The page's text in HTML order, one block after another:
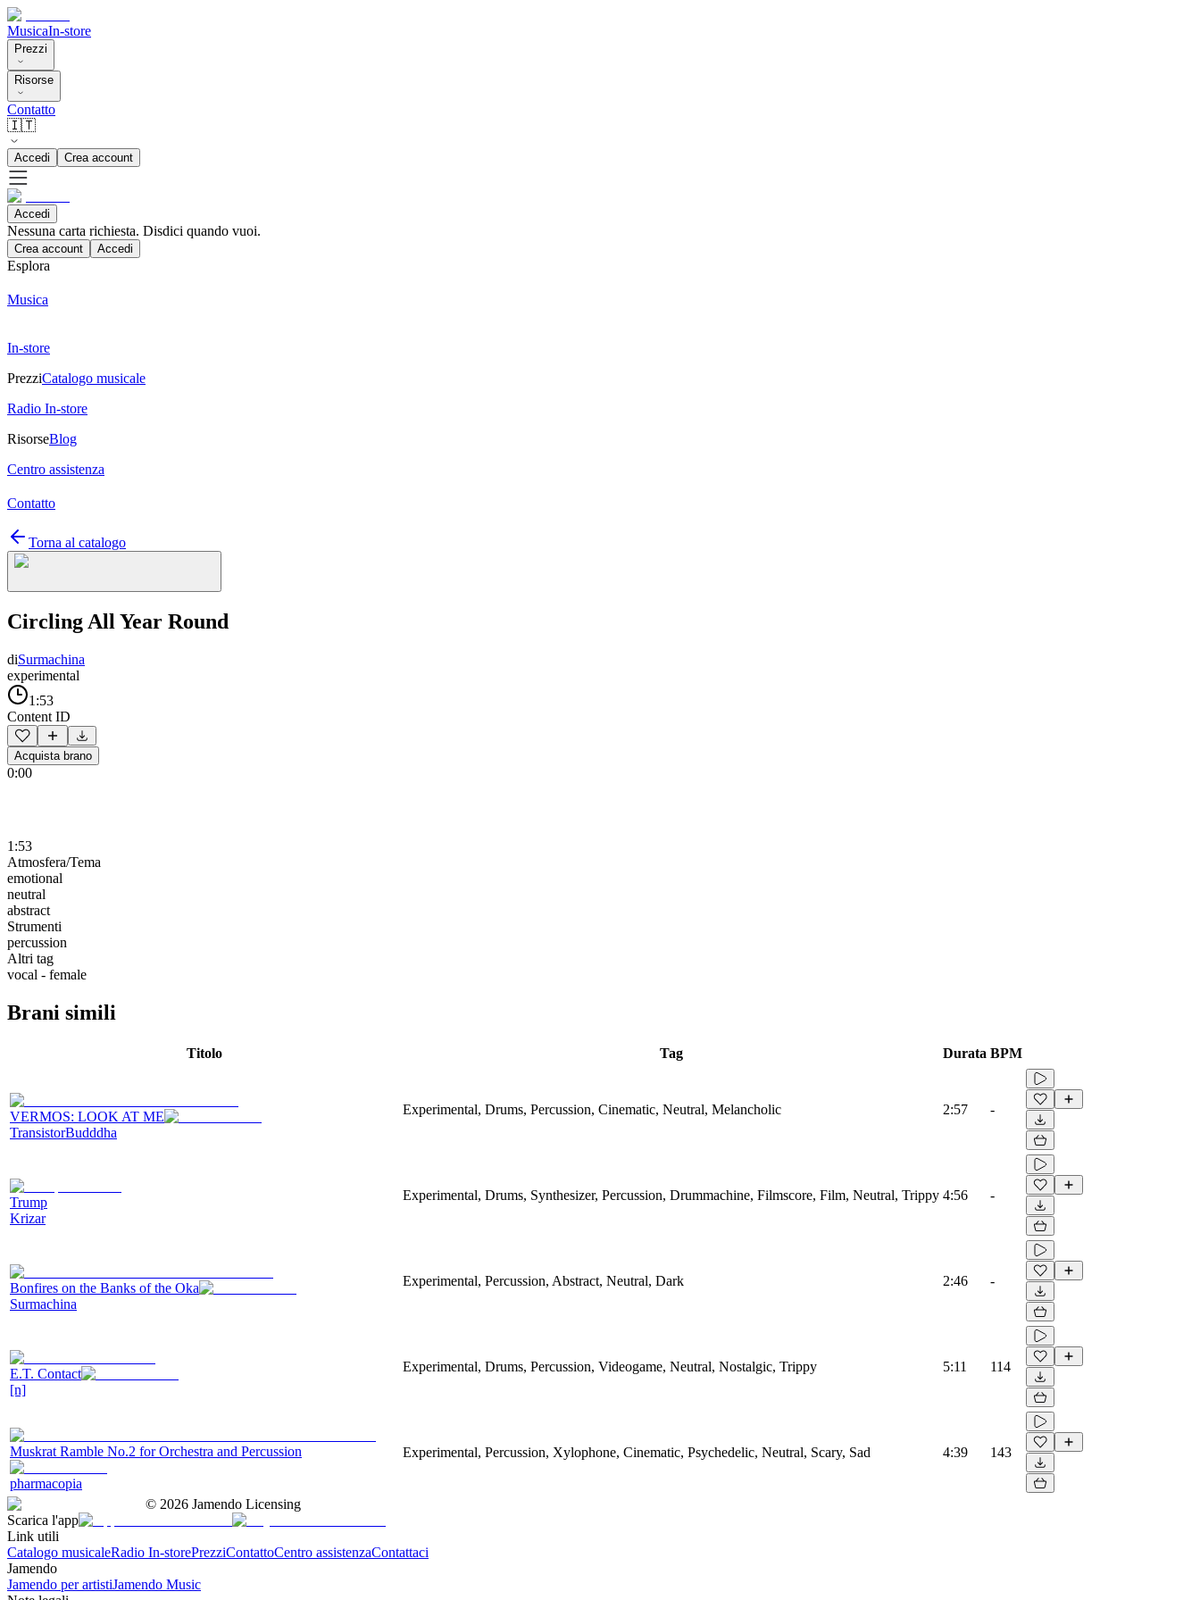
MusicaIn-store
Prezzi
Risorse
Contatto
🇮🇹
Accedi Crea account
Accedi
Nessuna carta richiesta. Disdici quando vuoi.
Crea account Accedi
Esplora
Musica
In-store
PrezziCatalogo musicale
Radio In-store
RisorseBlog
Centro assistenza
Contatto
Torna al catalogo
Circling All Year Round
diSurmachina
experimental
1:53
Content ID
Acquista brano
0:00
1:53
Atmosfera/Tema
emotional
neutral
abstract
Strumenti
percussion
Altri tag
vocal - female
Brani simili
Titolo Tag Durata BPM
VERMOS: LOOK AT ME
TransistorBudddha
Experimental, Drums, Percussion, Cinematic, Neutral, Melancholic 2:57 -
Trump
Krizar
Experimental, Drums, Synthesizer, Percussion, Drummachine, Filmscore, Film, Neutral, Trippy 4:56 -
Bonfires on the Banks of the Oka
Surmachina
Experimental, Percussion, Abstract, Neutral, Dark 2:46 -
E.T. Contact
[n]
Experimental, Drums, Percussion, Videogame, Neutral, Nostalgic, Trippy 5:11 114
Muskrat Ramble No.2 for Orchestra and Percussion
pharmacopia
Experimental, Percussion, Xylophone, Cinematic, Psychedelic, Neutral, Scary, Sad 4:39 143
© 2026 Jamendo Licensing
Scarica l'app
Link utili
Catalogo musicaleRadio In-storePrezziContattoCentro assistenzaContattaci
Jamendo
Jamendo per artistiJamendo Music